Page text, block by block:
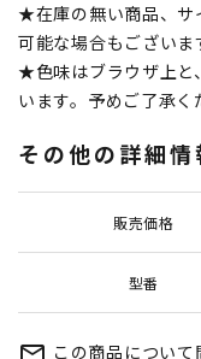
★在庫の無い商品、サ
可能な場合もございま
★色味はブラウザ上と
います。予めご了承く
その他の詳細情
販売価格
型番
この商品について